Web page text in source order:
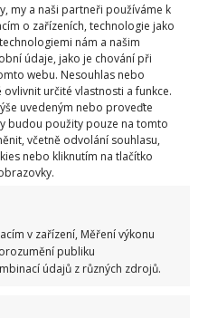
my a naši partneři používáme k
o zařízeních, technologie jako
nám a našim
údaje, jako je chování při
webu. Nesouhlas nebo
určité vlastnosti a funkce.
uvedeným nebo proveďte
budou použity pouze na tomto
včetně odvolání souhlasu,
nebo kliknutím na tlačítko
v zařízení, Měření výkonu
publiku
údajů z různých zdrojů.